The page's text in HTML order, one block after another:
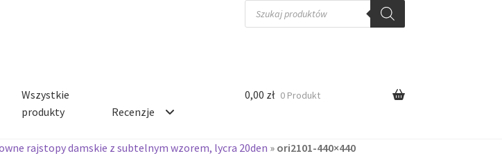
Wyszukiwarka
produktów
Wszystkie
produkty
Recenzje
0,00 zł 0 Produkt
rajstopy damskie z subtelnym wzorem, lycra 20den » ori2101-440×440